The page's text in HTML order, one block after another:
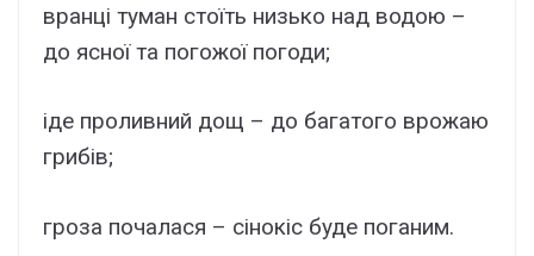
вранці туман стоїть низько над водою –
до ясної та погожої погоди;
іде проливний дощ – до багатого врожаю
грибів;
гроза почалася – сінокіс буде поганим.